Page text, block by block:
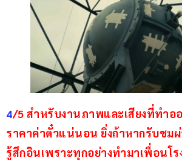
4/5 สำหรับงานภาพและเสียงที่ทำอ
ราคาค่าตั๋วแน่นอน ยิ่งถ้าหากรับชมผ่
รู้สึกอินเพราะทุกอย่างทำมาเพื่อนโร